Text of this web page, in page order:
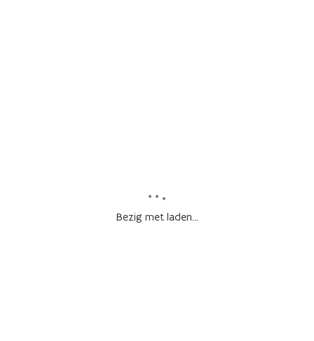
Bezig met laden...